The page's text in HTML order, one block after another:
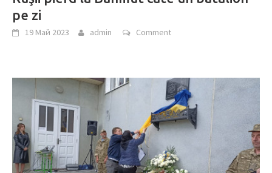
pe zi
19 Май 2023 admin Comment